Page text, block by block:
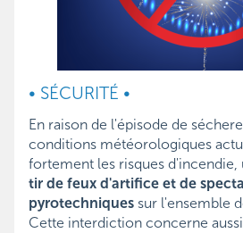
• SÉCURITÉ •
En raison de l'épisode de
conditions météorologiques
fortement les risques d'incendie,
tir de feux d'artifice et de
pyrotechniques sur l'ensemble
Cette interdiction concerne